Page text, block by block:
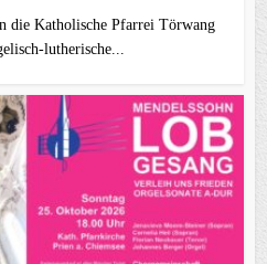
die Katholische Pfarrei Törwang